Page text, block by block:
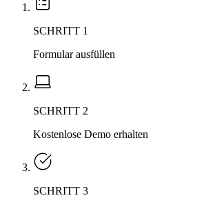
SCHRITT 1
Formular ausfüllen
SCHRITT 2
Kostenlose Demo erhalten
SCHRITT 3